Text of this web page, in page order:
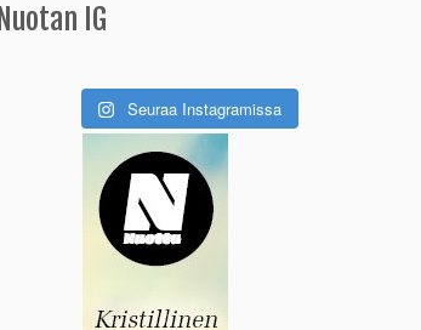
Nuotan IG
Seuraa Instagramissa